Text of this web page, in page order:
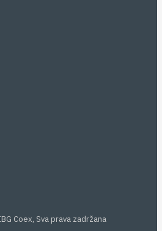
Coex, Sva prava zadržana